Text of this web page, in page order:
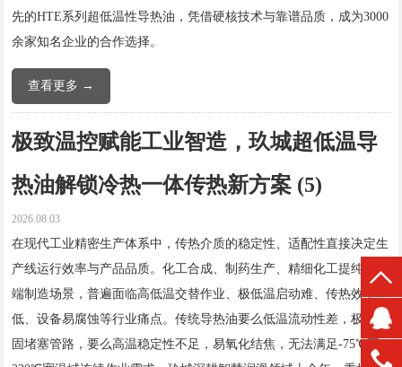
先的HTE系列超低温性导热油，凭借硬核技术与靠谱品质，成为3000
余家知名企业的合作选择。
查看更多 →
极致温控赋能工业智造，玖城超低温导
热油解锁冷热一体传热新方案 (5)
2026.08.03
在现代工业精密生产体系中，传热介质的稳定性、适配性直接决定生
产线运行效率与产品品质。化工合成、制药生产、精细化工提纯等高
端制造场景，普遍面临高低温交替作业、极低温启动难、传热效率
低、设备易腐蚀等行业痛点。传统导热油要么低温流动性差，极易凝
固堵塞管路，要么高温稳定性不足，易氧化结焦，无法满足-75℃至